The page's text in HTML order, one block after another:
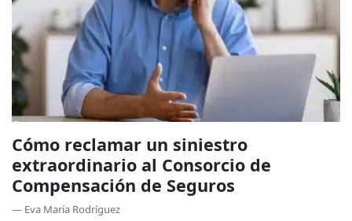
Cómo reclamar un siniestro
extraordinario al Consorcio de
Compensación de Seguros
— Eva María Rodríguez